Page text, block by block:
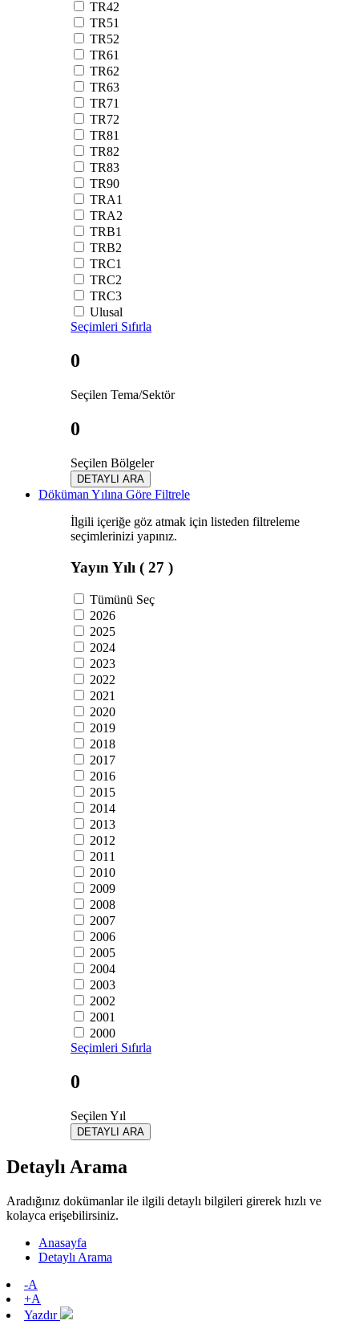
TR42
TR51
TR52
TR61
TR62
TR63
TR71
TR72
TR81
TR82
TR83
TR90
TRA1
TRA2
TRB1
TRB2
TRC1
TRC2
TRC3
Ulusal
Seçimleri Sıfırla
0
Seçilen Tema/Sektör
0
Seçilen Bölgeler
DETAYLI ARA
Döküman Yılına Göre Filtrele
İlgili içeriğe göz atmak için listeden filtreleme
seçimlerinizi yapınız.
Yayın Yılı ( 27 )
Tümünü Seç
2026
2025
2024
2023
2022
2021
2020
2019
2018
2017
2016
2015
2014
2013
2012
2011
2010
2009
2008
2007
2006
2005
2004
2003
2002
2001
2000
Seçimleri Sıfırla
0
Seçilen Yıl
DETAYLI ARA
Detaylı Arama
Aradığınız dokümanlar ile ilgili detaylı bilgileri girerek hızlı ve
kolayca erişebilirsiniz.
Anasayfa
Detaylı Arama
-A
+A
Yazdır